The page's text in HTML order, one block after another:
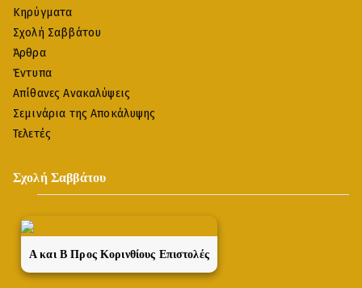
Κηρύγματα
Σχολή Σαββάτου
Άρθρα
Έντυπα
Απίθανες Ανακαλύψεις
Σεμινάρια της Αποκάλυψης
Τελετές
Σχολή Σαββάτου
A και Β Προς Κορινθίους Επιστολές